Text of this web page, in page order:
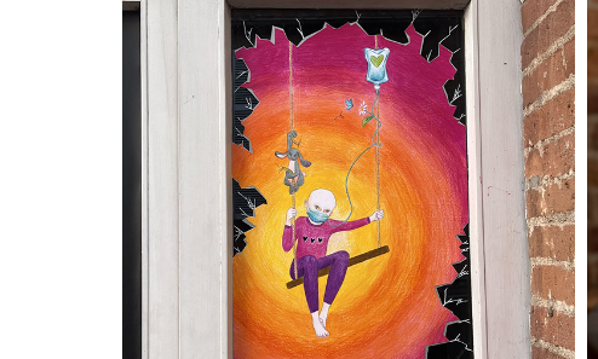
Exposition EALC Galerie
2025
EXPOSITION / ART URBAIN